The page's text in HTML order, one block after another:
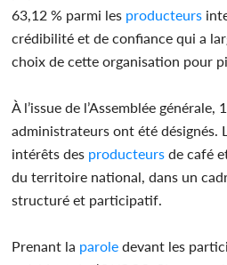
63,12 % parmi les producteurs
crédibilité et de confiance qui a
choix de cette organisation pour
À l’issue de l’Assemblée générale,
administrateurs ont été désignés.
intérêts des producteurs de café
du territoire national, dans un
structuré et participatif.
Prenant la parole devant les